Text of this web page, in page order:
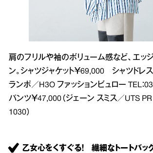
肩のフリルや袖のボリューム感など、エッ
ン。シャツジャケット￥69,000 シャツドレ
ランポ／H3O ファッションビュロー TEL：
パンツ￥47,000（ジェーン スミス／UTS PR
1030）
乙女心をくすぐる！ 繊細なトートバッグ